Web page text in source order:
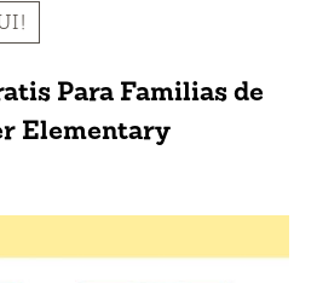
Para Familias de
Elementary